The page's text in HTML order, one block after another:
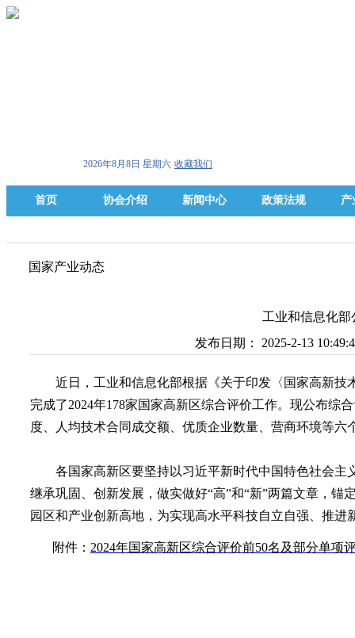
2026年8月8日 星期六 收藏我们
首页 协会介绍 新闻中心 政策法规 产
国家产业动态
工业和信息化部
发布日期： 2025-2-13
近日，工业和信息化部根据《关于印发〈国家高新技
完成了2024年178家国家高新区综合评价工作。现公布综
度、人均技术合同成交额、优质企业数量、营商环境等六
各国家高新区要坚持以习近平新时代中国特色社会
继承巩固、创新发展，做实做好“高”和“新”两篇文章，
园区和产业创新高地，为实现高水平科技自立自强、推
附件： 2024年国家高新区综合评价前50名及部分单项